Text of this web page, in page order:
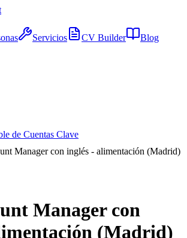
Servicios CV Builder Blog
de Cuentas Clave
Manager con inglés - alimentación (Madrid)
Manager con
(Madrid)